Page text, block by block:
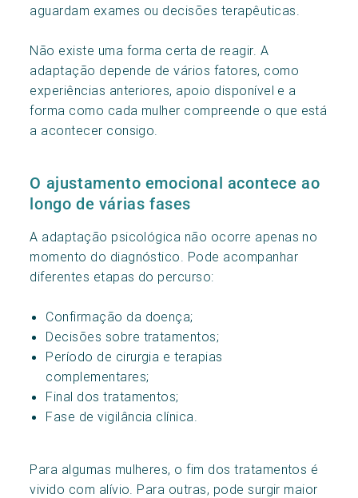
aguardam exames ou decisões terapêuticas.
Não existe uma forma certa de reagir. A
adaptação depende de vários fatores, como
experiências anteriores, apoio disponível e a
forma como cada mulher compreende o que está
a acontecer consigo.
O ajustamento emocional acontece ao
longo de várias fases
A adaptação psicológica não ocorre apenas no
momento do diagnóstico. Pode acompanhar
diferentes etapas do percurso:
Confirmação da doença;
Decisões sobre tratamentos;
Período de cirurgia e terapias
complementares;
Final dos tratamentos;
Fase de vigilância clínica.
Para algumas mulheres, o fim dos tratamentos é
vivido com alívio. Para outras, pode surgir maior